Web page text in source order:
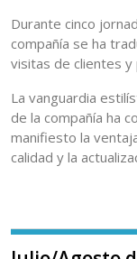
Durante cinco
compañía se ha
visitas de clientes y
La vanguardia
de la compañía ha
manifiesto la
calidad y la